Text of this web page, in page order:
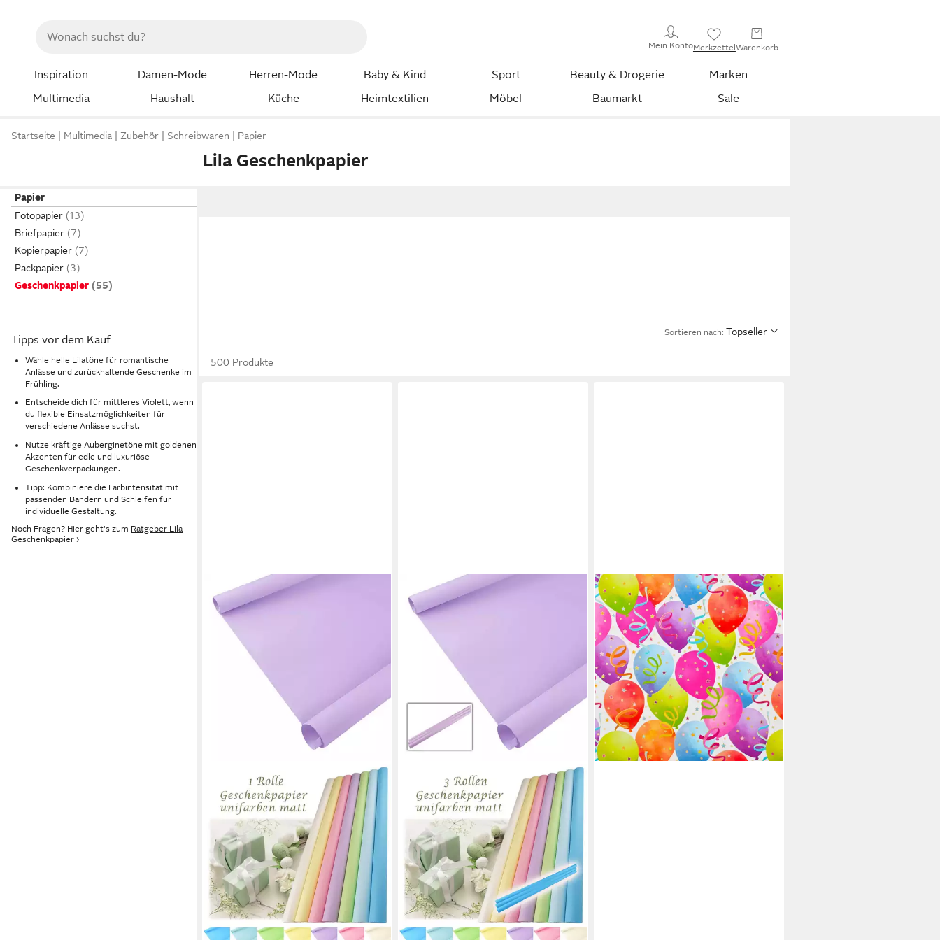
Mein KontoMerkzettelWarenkorb
Inspiration Damen-Mode Herren-Mode Baby & Kind Sport Beauty & Drogerie
Marken
Multimedia
Haushalt Küche Heimtextilien Möbel Baumarkt Sale
Startseite Multimedia Zubehör Schreibwaren Papier
Lila Geschenkpapier
Papier
Fotopapier
Briefpapier
Kopierpapier
Packpapier
Geschenkpapier
Tipps vor dem Kauf
Wähle helle Lilatöne für romantische
Anlässe und zurückhaltende Geschenke im
Frühling.
Entscheide dich für mittleres Violett, wenn
du flexible Einsatzmöglichkeiten für
verschiedene Anlässe suchst.
Nutze kräftige Auberginetöne mit goldenen
Akzenten für edle und luxuriöse
Geschenkverpackungen.
Tipp: Kombiniere die Farbintensität mit
passenden Bändern und Schleifen für
individuelle Gestaltung.
Noch Fragen? Hier geht's zum Ratgeber Lila
Geschenkpapier ›
Sortieren nach: Topseller
500 Produkte
STAR
Geschenkpapier
5,99 €
(3,00 €/ 1 m)
in 4-5 Werktagen bei dir